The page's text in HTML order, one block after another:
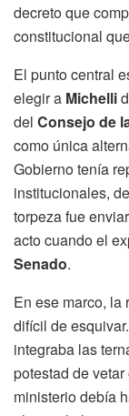
decreto que
constitucional
El punto central
elegir a Michelli
del Consejo de
como única
Gobierno tenía
institucionales,
torpeza fue
acto cuando el
Senado.
En ese marco,
difícil de
integraba las
potestad de
ministerio debía